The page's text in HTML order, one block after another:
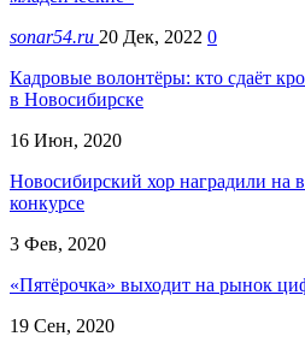
sonar54.ru 20 Дек, 2022 0
Кадровые волонтёры: кто сдаёт
в Новосибирске
16 Июн, 2020
Новосибирский хор наградили на
конкурсе
3 Фев, 2020
«Пятёрочка» выходит на рынок
19 Сен, 2020